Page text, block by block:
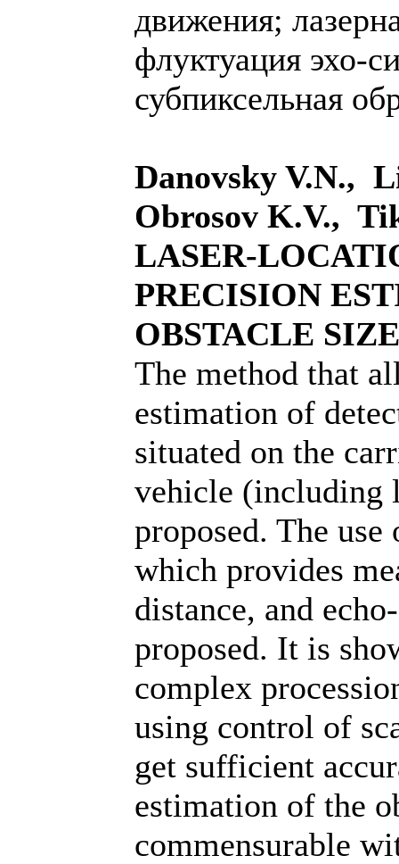
движения;
флуктуация эхо-
субпиксельная
Danovsky V.N.,
Obrosov K.V.,
LASER-
PRECISION
OBSTACLE SIZE
The method that
estimation of
situated on the
vehicle (including
proposed. The
which provides
distance, and
proposed. It is
complex
using control of
get sufficient
estimation of the
commensurable